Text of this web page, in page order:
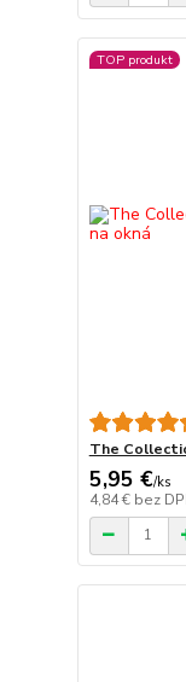
TOP produkt
The
5,95 €/ks
4,84 € bez